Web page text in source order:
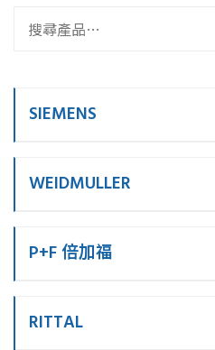
SIEMENS
WEIDMULLER
P+F 倍加福
RITTAL